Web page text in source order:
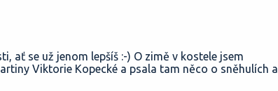
ať se už jenom lepšíš :-) O zimě v kostele jsem
Viktorie Kopecké a psala tam něco o sněhulích a